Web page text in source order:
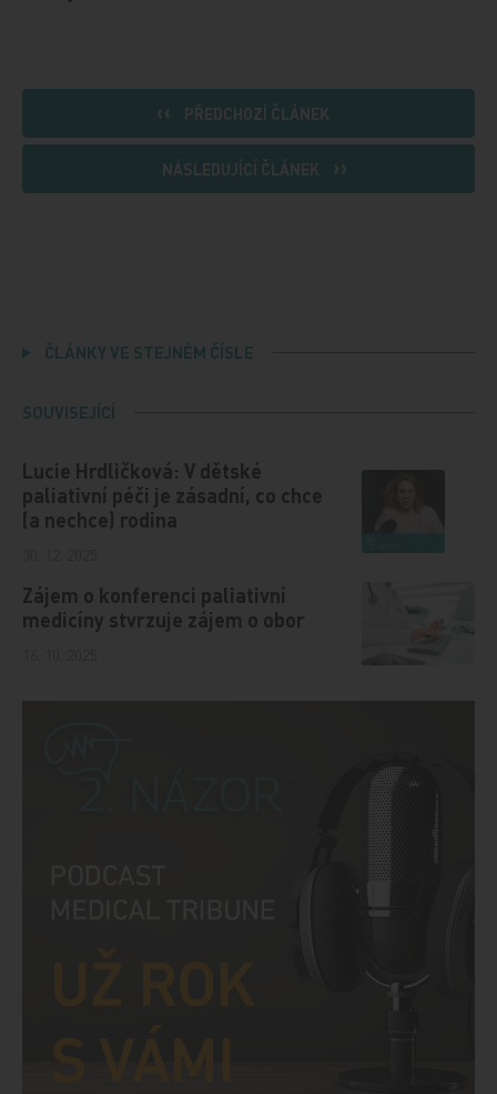
PŘEDCHOZÍ ČLÁNEK
NÁSLEDUJÍCÍ ČLÁNEK
ČLÁNKY VE STEJNÉM ČÍSLE
SOUVISEJÍCÍ
Lucie Hrdličková: V dětské
paliativní péči je zásadní, co chce
(a nechce) rodina
Zájem o konferenci paliativní
medicíny stvrzuje zájem o obor